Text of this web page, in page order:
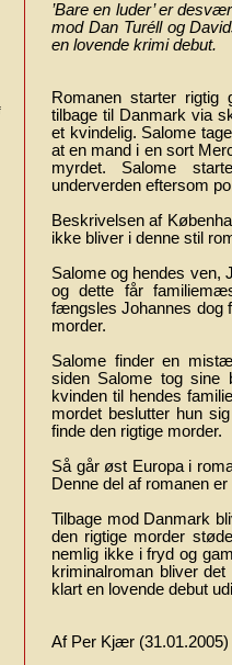
’Bare en luder’ er
mod Dan Turéll og
en lovende krimi debut.
Romanen starter
tilbage til Danmark via
et kvindelig. Salome
at en mand i en sort
myrdet. Salome
underverden eftersom
Beskrivelsen af
ikke bliver i denne stil
Salome og hendes ven,
og dette får
fængsles Johannes dog
morder.
Salome finder en
siden Salome tog sine
kvinden til hendes
mordet beslutter hun
finde den rigtige morder.
Så går øst Europa i
Denne del af romanen
Tilbage mod Danmark
den rigtige morder
nemlig ikke i fryd og
kriminalroman bliver
klart en lovende debut
Af Per Kjær (31.01.2005)